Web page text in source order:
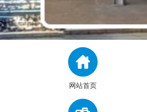
网站首页